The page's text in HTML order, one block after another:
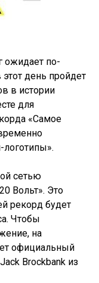
ожидает по-
день пройдет
в истории
для
«Самое
сетью
Вольт». Это
рекорд будет
Чтобы
на
официальный
Brockbank из